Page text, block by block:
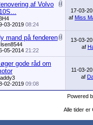
af Volvo
03-2019 08:24
17-03-
af Miss
mand på fenderen
05-2014 21:22
13-03-
af
gode råd om
02-2019 09:08
11-03-
af
Powered
Alle tider er